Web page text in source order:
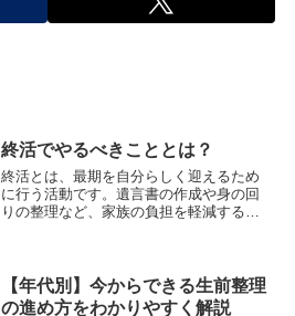
終活でやるべきこととは？
終活とは、最期を自分らしく迎えるため
に行う活動です。遺言書の作成や身の回
りの整理など、家族の負担を軽減するだ
るべき時期、取り組むべき...
【年代別】今からできる生前整理
の進め方をわかりやすく解説